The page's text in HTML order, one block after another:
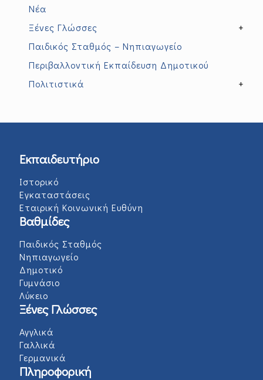
Νέα
+
Ξένες Γλώσσες
Παιδικός Σταθμός – Νηπιαγωγείο
Περιβαλλοντική Εκπαίδευση Δημοτικού
+
Πολιτιστικά
Εκπαιδευτήριο
Ιστορικό
Εγκαταστάσεις
Εταιρική Κοινωνική Ευθύνη
Βαθμίδες
Παιδικός Σταθμός
Νηπιαγωγείο
Δημοτικό
Γυμνάσιο
Λύκειο
Ξένες Γλώσσες
Αγγλικά
Γαλλικά
Γερμανικά
Πληροφορική